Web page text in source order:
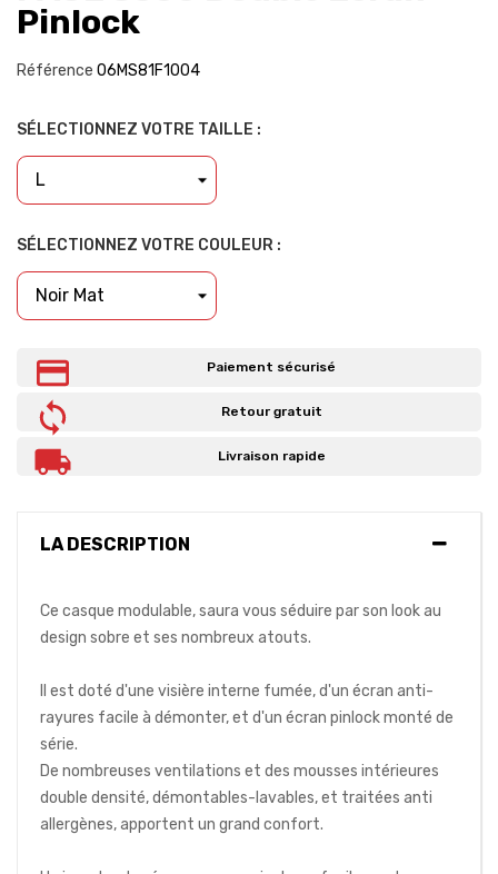
Pinlock
Référence 06MS81F1004
SÉLECTIONNEZ VOTRE TAILLE :
SÉLECTIONNEZ VOTRE COULEUR :
Paiement sécurisé
Retour gratuit
Livraison rapide
LA DESCRIPTION
Ce casque modulable, saura vous séduire par son look au
design sobre et ses nombreux atouts.
Il est doté d'une visière interne fumée, d'un écran anti-
rayures facile à démonter, et d'un écran pinlock monté de
série.
De nombreuses ventilations et des mousses intérieures
double densité, démontables-lavables, et traitées anti
allergènes, apportent un grand confort.